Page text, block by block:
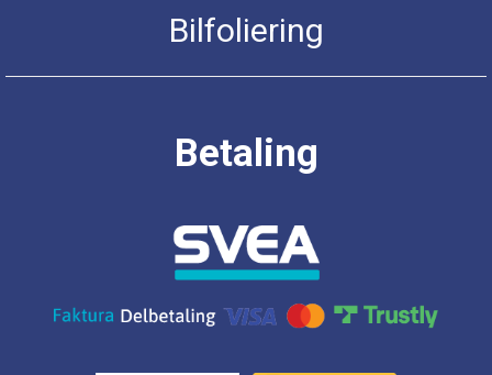
Bilfoliering
Betaling